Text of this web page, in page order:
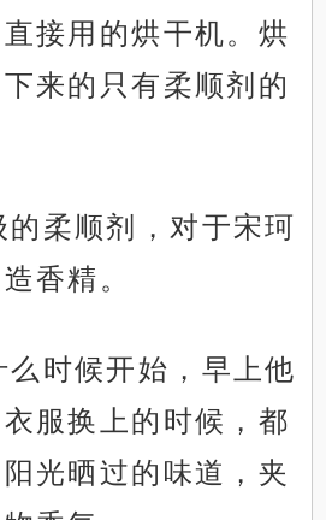
接用的烘干机。烘
来的只有柔顺剂的
的柔顺剂，对于宋珂
香精。
么时候开始，早上他
服换上的时候，都
光晒过的味道，夹